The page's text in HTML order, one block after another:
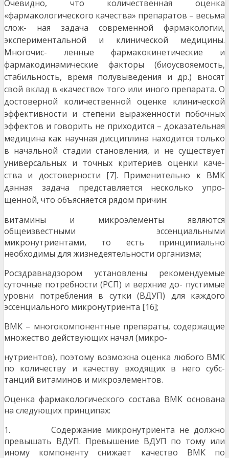
Очевидно, что количественная оценка
«фармакологического качества» препаратов – весьма
слож- ная задача современной фармакологии,
экспериментальной и клинической медицины.
Многочис- ленные фармакокинетические и
фармакодинамические факторы (биоусвояемость,
стабильность, время полувыведения и др.) вносят
свой вклад в «качество» того или иного препарата. О
достоверной количественной оценке клинической
эффективности и степени выраженности побочных
эффектов и говорить не приходится – доказательная
медицина как научная дисциплина находится только
в начальной стадии становления, и не существует
универсальных и точных критериев оценки каче-
ства и достоверности [7]. Применительно к ВМК
данная задача представляется несколько упро-
щенной, что объясняется рядом причин:
витамины и микроэлементы являются
общеизвестными эссенциальными
микронутриентами, то есть принципиально
необходимы для жизнедеятельности организма;
Росздравнадзором установлены рекомендуемые
суточные потребности (РСП) и верхние до- пустимые
уровни потребления в сутки (ВДУП) для каждого
эссенциального микронутриента [16];
ВМК – многокомпонентные препараты, содержащие
множество действующих начал (микро-
нутриентов), поэтому возможна оценка любого ВМК
по количеству и качеству входящих в него субс-
танций витаминов и микроэлементов.
Оценка фармакологического состава ВМК основана
на следующих принципах:
1. Содержание микронутриента не должно
превышать ВДУП. Превышение ВДУП по тому или
иному компоненту снижает качество ВМК по